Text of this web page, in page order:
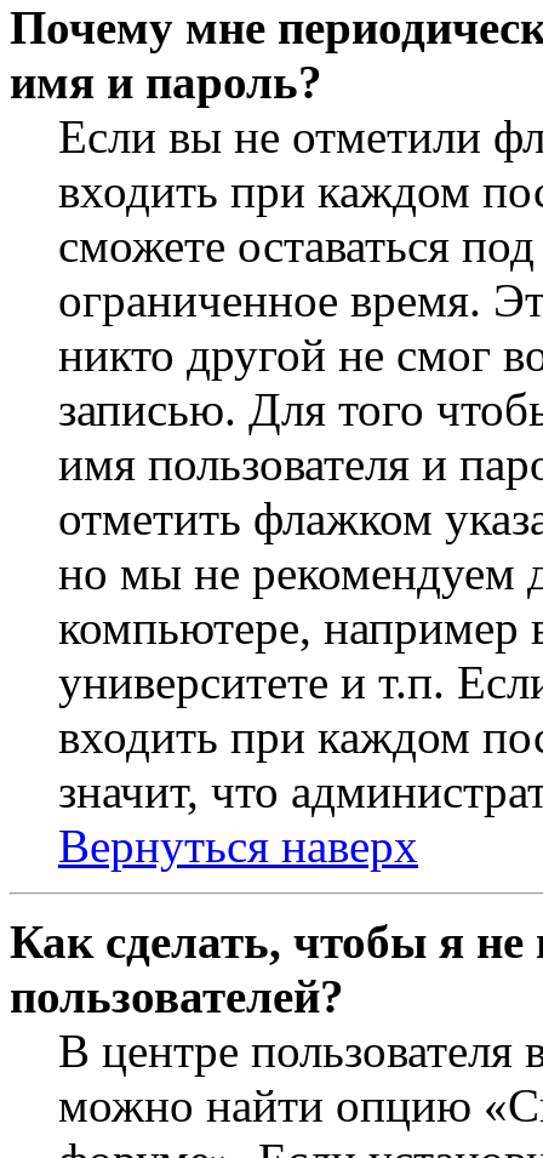
Почему мне
имя и пароль?
Если вы не отметили
входить при каждом
сможете оставаться
ограниченное время.
никто другой не смог
записью. Для того
имя пользователя и
отметить флажком
но мы не рекомендуем
компьютере, например
университете и т.п.
входить при каждом
значит, что
Вернуться наверх
Как сделать, чтобы я
пользователей?
В центре
можно найти опцию